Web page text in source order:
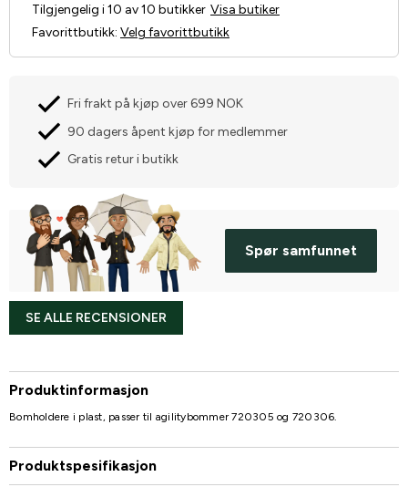
Tilgjengelig i 10 av 10 butikker Visa butiker
Favorittbutikk: Velg favorittbutikk
Fri frakt på kjøp over 699 NOK
90 dagers åpent kjøp for medlemmer
Gratis retur i butikk
Spør samfunnet
SE ALLE RECENSIONER
Produktinformasjon
Bomholdere i plast, passer til agilitybommer 720305 og 720306.
Produktspesifikasjon